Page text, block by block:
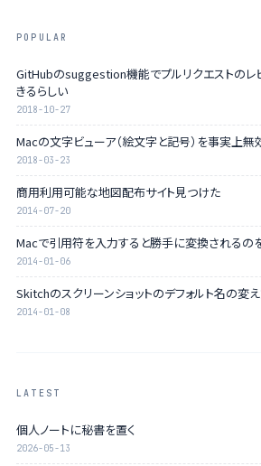
POPULAR
GitHubのsuggestion機能でプルリクエストのレ
きるらしい
2018-10-27
Macの文字ビューア（絵文字と記号）を事実上無
2018-03-23
商用利用可能な地図配布サイト見つけた
2014-07-20
Macで引用符を入力すると勝手に変換されるの
2014-01-06
Skitchのスクリーンショットのデフォルト名の変
2014-01-08
LATEST
個人ノートに秘書を置く
2026-05-13